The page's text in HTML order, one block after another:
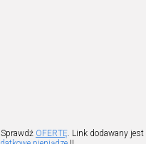
OFERTĘ. Link dodawany